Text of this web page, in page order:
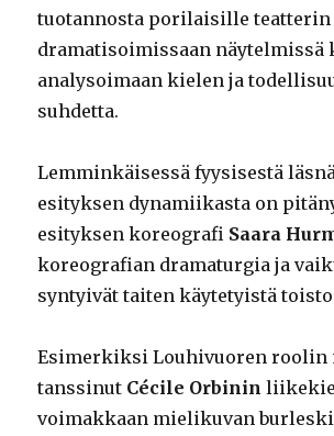
tuotannosta porilaisille
dramatisoimissaan näytelmissä
analysoimaan kielen ja
suhdetta.
Lemminkäisessä fyysisestä
esityksen dynamiikasta on
esityksen koreografi Saara
koreografian dramaturgia ja
syntyivät taiten käytetyistä
Esimerkiksi Louhivuoren roolin
tanssinut Cécile Orbinin
voimakkaan mielikuvan